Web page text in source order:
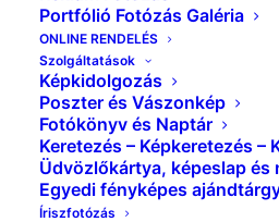
Portfólió Fotózás Galéria
ONLINE RENDELÉS
Szolgáltatások
Képkidolgozás
Poszter és Vászonkép
Fotókönyv és Naptár
Keretezés – Képkeretezés –
Üdvözlőkártya, képeslap és
Egyedi fényképes
Íriszfotózás